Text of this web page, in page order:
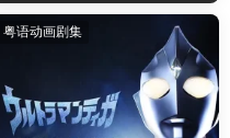
粤语动画剧集